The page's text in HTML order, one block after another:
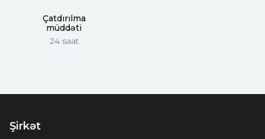
Çatdırılma
müddəti
24 saat
Şirkət